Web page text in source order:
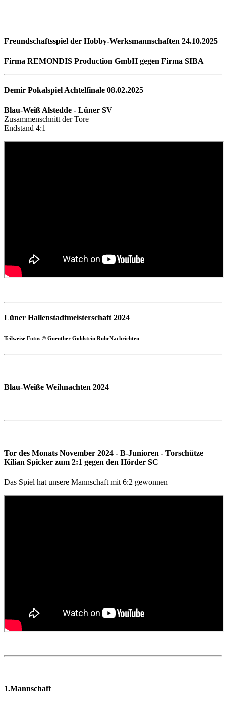
Freundschaftsspiel der Hobby-Werksmannschaften 24.10.2025
Firma REMONDIS Production GmbH gegen Firma SIBA
Demir Pokalspiel Achtelfinale 08.02.2025
Blau-Weiß Alstedde - Lüner SV
Zusammenschnitt der Tore
Endstand 4:1
Lüner Hallenstadtmeisterschaft 2024
Teilweise Fotos © Guenther Goldstein RuhrNachrichten
Blau-Weiße Weihnachten 2024
Tor des Monats November 2024 - B-Junioren - Torschütze
Kilian Spicker zum 2:1 gegen den Hörder SC
Das Spiel hat unsere Mannschaft mit 6:2 gewonnen
1.Mannschaft